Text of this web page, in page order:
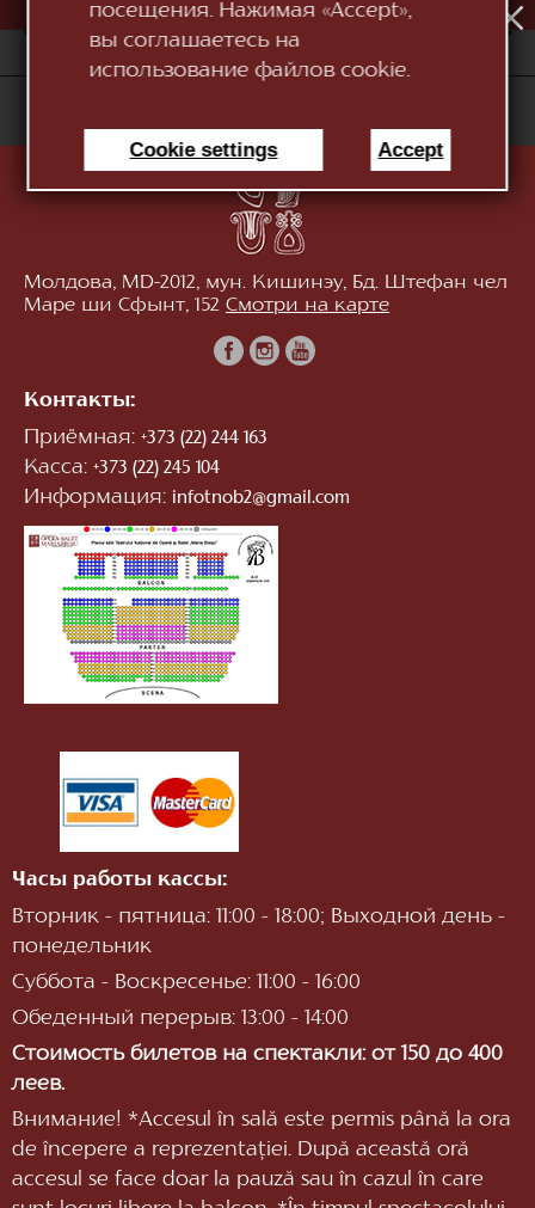
посещения. Нажимая «Accept»,
вы соглашаетесь на
использование файлов cookie.
Cookie settings Accept
10
Молдова, MD-2012, мун. Кишинэу, Бд. Штефан чел
Маре ши Сфынт, 152 Смотри на карте
Контакты:
Приёмная: +373 (22) 244 163
Касса: +373 (22) 245 104
Информация: infotnob2@gmail.com
Часы работы кассы:
Вторник - пятница: 11:00 - 18:00; Выходной день -
понедельник
Суббота - Воскресенье: 11:00 - 16:00
Обеденный перерыв: 13:00 - 14:00
Стоимость билетов на спектакли: от 150 до 400
леев.
Внимание! *Accesul în sală este permis până la ora
de începere a reprezentaţiei. După această oră
accesul se face doar la pauză sau în cazul în care